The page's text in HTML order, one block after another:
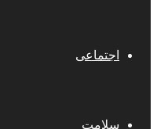
اجتماعی
سلامت